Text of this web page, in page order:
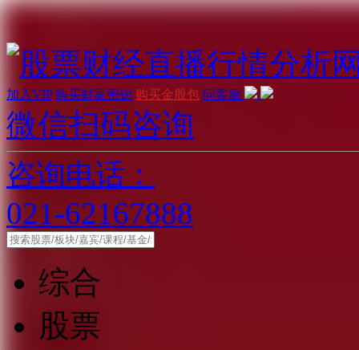
加入VIP 购买财富密钥 购买金股包 问客服
微信扫码咨询
咨询电话：
021-62167888
综合
股票